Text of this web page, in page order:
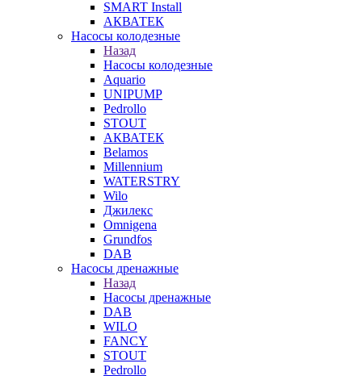
SMART Install
АКВАТЕК
Насосы колодезные
Назад
Насосы колодезные
Aquario
UNIPUMP
Pedrollo
STOUT
АКВАТЕК
Belamos
Millennium
WATERSTRY
Wilo
Джилекс
Omnigena
Grundfos
DAB
Насосы дренажные
Назад
Насосы дренажные
DAB
WILO
FANCY
STOUT
Pedrollo